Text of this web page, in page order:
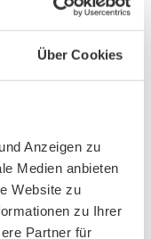
Über Cookies
Anzeigen zu
Medien anbieten
Website zu
zu Ihrer
Partner für
Komfort und
nicht gerade